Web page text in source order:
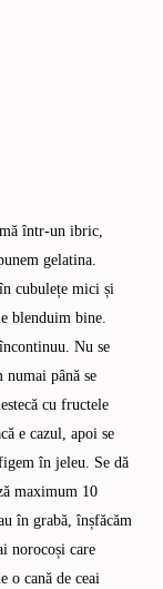
într-un ibric,
gelatina.
cubulețe mici și
blenduim bine.
Nu se
până se
cu fructele
e cazul, apoi se
în jeleu. Se dă
maximum 10
în grabă, înșfăcăm
norocoși care
o cană de ceai